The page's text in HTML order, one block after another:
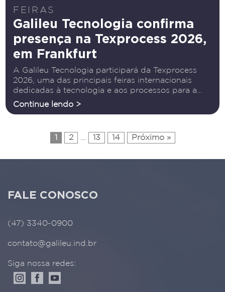
FEIRAS
Galileu Tecnologia confirma
presença na Texprocess 2026,
em Frankfurt
A Galileu Tecnologia participará da Texprocess
2026, uma das principais feiras internacionais
dedicadas à tecnologia e aos processos para a
indústria têxtil e de materiais flexíveis. O evento
Continue lendo >
1 2 … 13 14 Próximo »
FALE CONOSCO
(47) 3340-0900
contato@galileu.ind.br
Siga nossa redes: